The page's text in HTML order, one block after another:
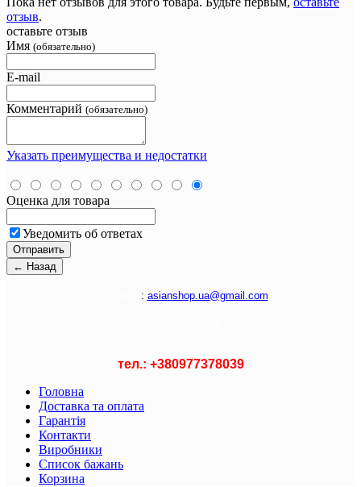
отзыв.
оставьте отзыв
Имя (обязательно)
E-mail
Комментарий (обязательно)
Указать преимущества и недостатки
Оценка для товара
Уведомить об ответах
: asianshop.ua@gmail.com
тел.: +380977378039
Головна
Доставка та оплата
Гарантія
Контакти
Виробники
Список бажань
Корзина